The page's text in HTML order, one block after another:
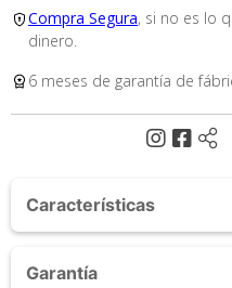
Compra Segura, si no es lo
dinero.
6 meses de garantía de
Características
Peso máximo
Garantía